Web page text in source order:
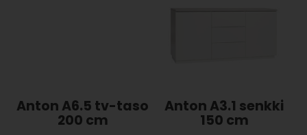
Anton A6.5 tv-taso
200 cm
Anton A3.1 senkki
150 cm